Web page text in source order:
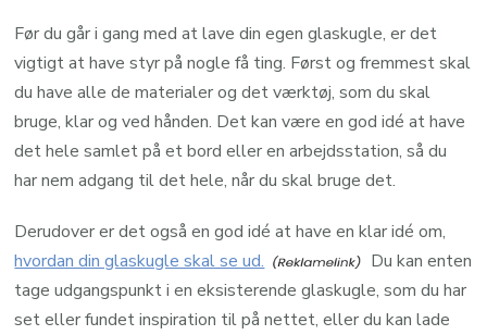
Før du går i gang med at lave din egen glaskugle, er det
vigtigt at have styr på nogle få ting. Først og fremmest skal
du have alle de materialer og det værktøj, som du skal
bruge, klar og ved hånden. Det kan være en god idé at have
det hele samlet på et bord eller en arbejdsstation, så du
har nem adgang til det hele, når du skal bruge det.
Derudover er det også en god idé at have en klar idé om,
hvordan din glaskugle skal se ud.
Du kan enten
tage udgangspunkt i en eksisterende glaskugle, som du har
set eller fundet inspiration til på nettet, eller du kan lade